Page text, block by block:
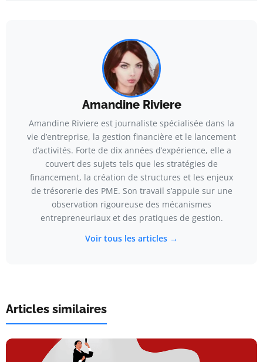
Amandine Riviere
Amandine Riviere est journaliste spécialisée dans la
vie d’entreprise, la gestion financière et le lancement
d’activités. Forte de dix années d’expérience, elle a
couvert des sujets tels que les stratégies de
financement, la création de structures et les enjeux
de trésorerie des PME. Son travail s’appuie sur une
observation rigoureuse des mécanismes
entrepreneuriaux et des pratiques de gestion.
Voir tous les articles →
Articles similaires